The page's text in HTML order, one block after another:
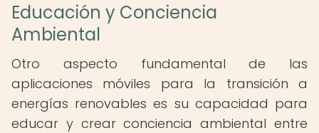
Educación y Conciencia
Ambiental
Otro aspecto fundamental de las
aplicaciones móviles para la transición a
energías renovables es su capacidad para
educar y crear conciencia ambiental entre